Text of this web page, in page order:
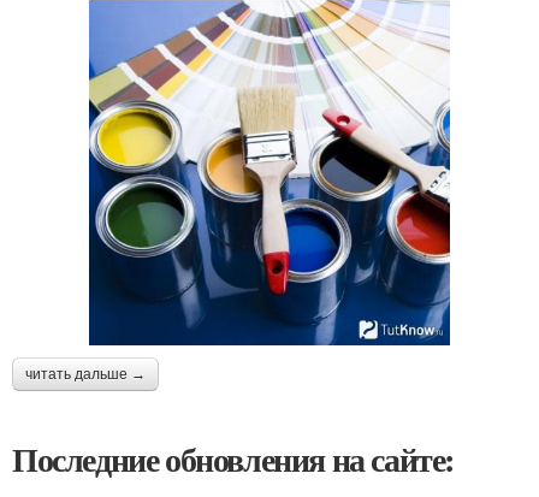
читать дальше →
Последние обновления на сайте: